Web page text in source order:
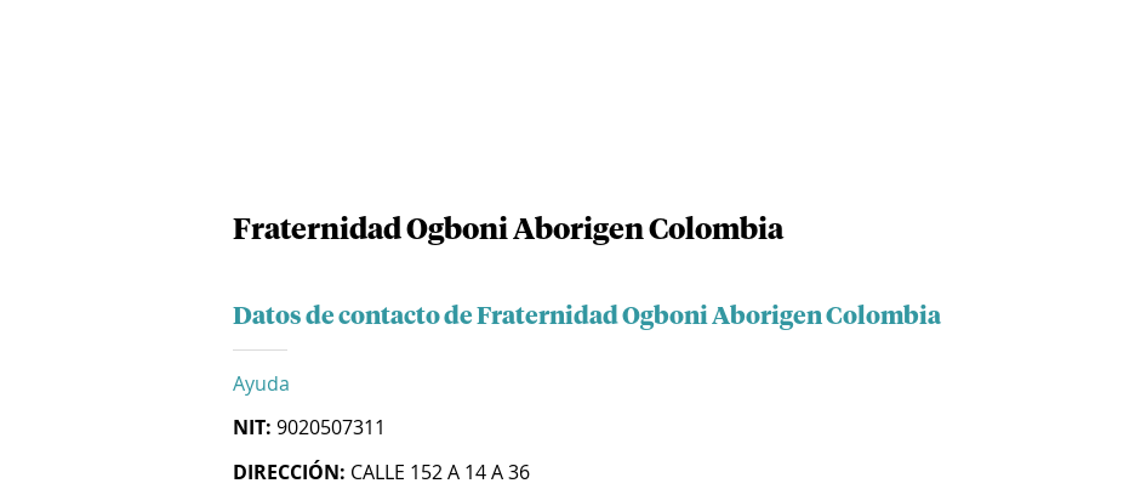
Fraternidad Ogboni Aborigen Colombia
Datos de contacto de Fraternidad Ogboni Aborigen Colombia
Ayuda
NIT: 9020507311
DIRECCIÓN: CALLE 152 A 14 A 36